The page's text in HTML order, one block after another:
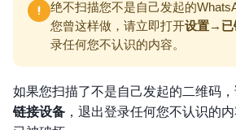
绝不扫描您不是自己发起的
您曾这样做，请立即打开设置→已
录任何您不认识的内容。
如果您扫描了不是自己发起的二维码
链接设备 ，退出登录任何您不认识的